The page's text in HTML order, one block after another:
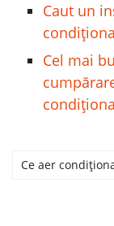
Caut un
Cel mai
Ce aer